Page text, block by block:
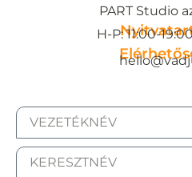
PART Studio
H-P: 11:00-